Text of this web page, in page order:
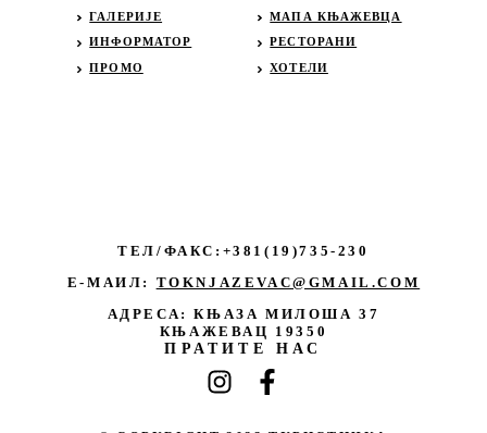
ГАЛЕРИЈЕ
ИНФОРМАТОР
ПРОМО
МАПА КЊАЖЕВЦА
РЕСТОРАНИ
ХОТЕЛИ
ТЕЛ/ФАКС:+381(19)735-230
Е-МАИЛ: TOKNJAZEVAC@GMAIL.COM
АДРЕСА: КЊАЗА МИЛОША 37
КЊАЖЕВАЦ 19350
ПРАТИТЕ НАС